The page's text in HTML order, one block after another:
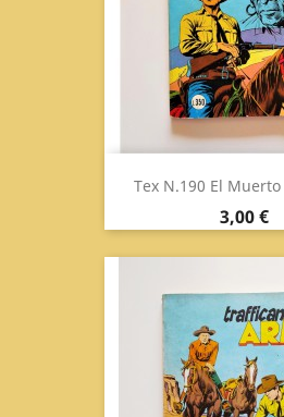
Tex N.190 El
Prix
3,00 €